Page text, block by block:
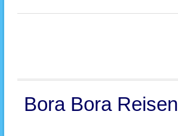
Bora Bora Reisen